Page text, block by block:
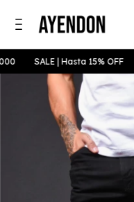
SALE | Hasta 15% OFF